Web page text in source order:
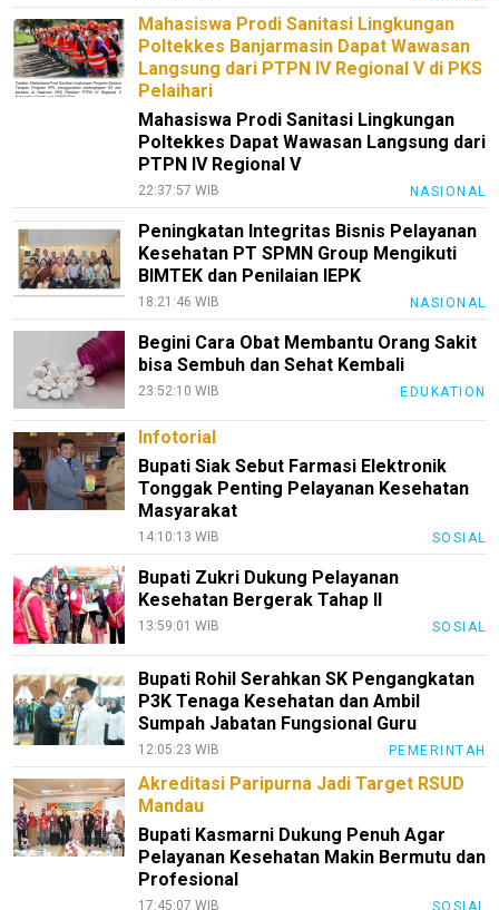
Mahasiswa Prodi Sanitasi Lingkungan
Poltekkes Banjarmasin Dapat Wawasan
Langsung dari PTPN IV Regional V di PKS
Pelaihari
Mahasiswa Prodi Sanitasi Lingkungan
Poltekkes Dapat Wawasan Langsung dari
PTPN IV Regional V
22:37:57 WIB NASIONAL
Peningkatan Integritas Bisnis Pelayanan
Kesehatan PT SPMN Group Mengikuti
BIMTEK dan Penilaian IEPK
18:21:46 WIB NASIONAL
Begini Cara Obat Membantu Orang Sakit
bisa Sembuh dan Sehat Kembali
23:52:10 WIB EDUKATION
Infotorial
Bupati Siak Sebut Farmasi Elektronik
Tonggak Penting Pelayanan Kesehatan
Masyarakat
14:10:13 WIB SOSIAL
Bupati Zukri Dukung Pelayanan
Kesehatan Bergerak Tahap II
13:59:01 WIB SOSIAL
Bupati Rohil Serahkan SK Pengangkatan
P3K Tenaga Kesehatan dan Ambil
Sumpah Jabatan Fungsional Guru
12:05:23 WIB PEMERINTAH
Akreditasi Paripurna Jadi Target RSUD
Mandau
Bupati Kasmarni Dukung Penuh Agar
Pelayanan Kesehatan Makin Bermutu dan
Profesional
17:45:07 WIB SOSIAL